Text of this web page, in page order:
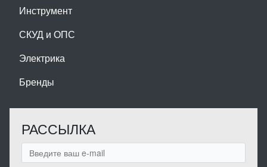
Инструмент
СКУД и ОПС
Электрика
Бренды
РАССЫЛКА